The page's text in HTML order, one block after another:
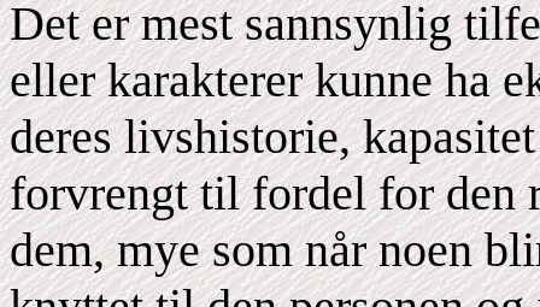
Det er mest sannsynlig
eller karakterer kunne ha
deres livshistorie,
forvrengt til fordel for den
dem, mye som når noen